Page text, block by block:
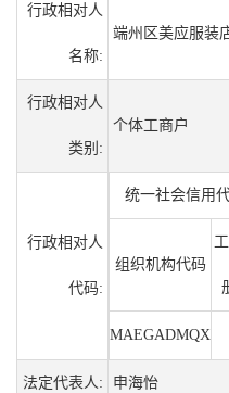
行政相对人
名称:
端州区美应服装
行政相对人
类别:
个体工商户
行政相对人
代码:
统一社会信用
组织机构代码
MAEGADMQX
法定代表人: 申海怡